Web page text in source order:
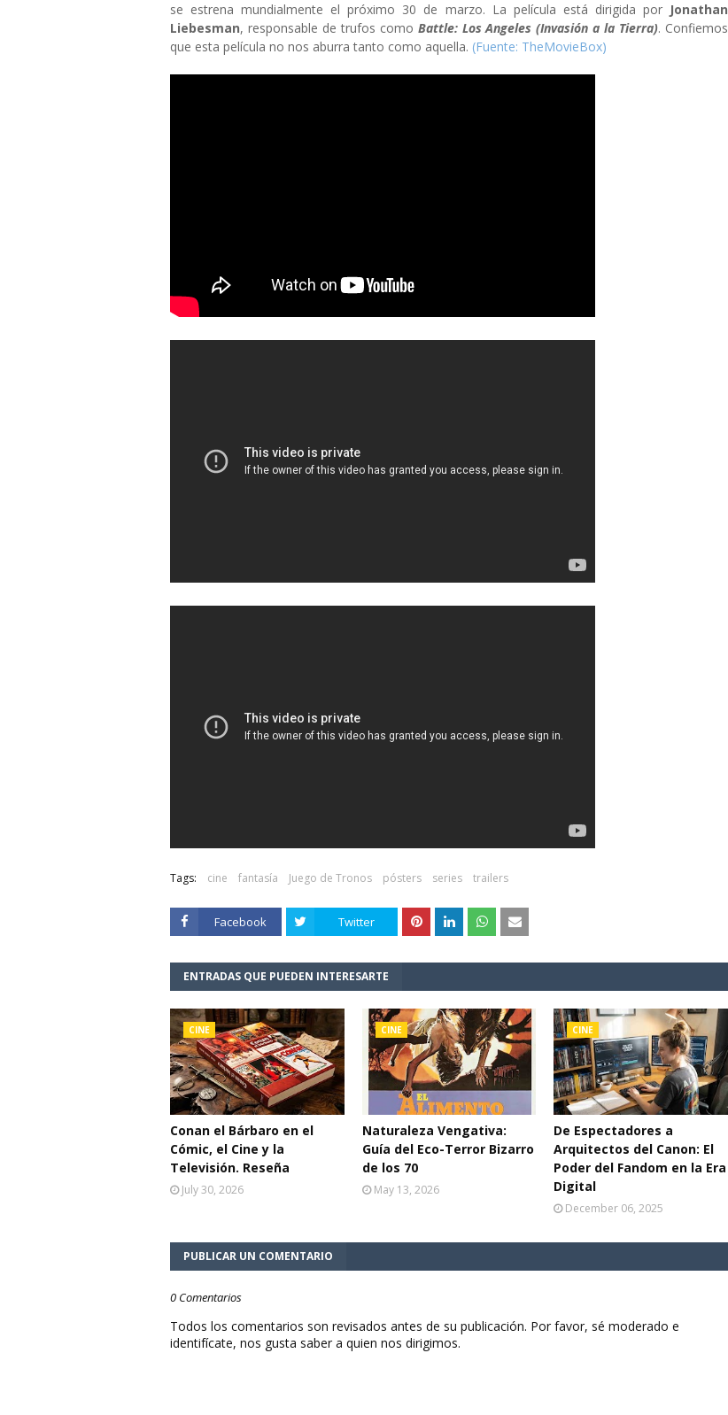
se estrena mundialmente el próximo 30 de marzo. La película está dirigida por Jonathan
Liebesman, responsable de trufos como Battle: Los Angeles (Invasión a la Tierra). Confiemos
que esta película no nos aburra tanto como aquella. (Fuente: TheMovieBox)
Tags: cine fantasía Juego de Tronos pósters series trailers
Facebook Twitter
ENTRADAS QUE PUEDEN INTERESARTE
CINE
Conan el Bárbaro en el
Cómic, el Cine y la
Televisión. Reseña
July 30, 2026
CINE
Naturaleza Vengativa:
Guía del Eco-Terror Bizarro
de los 70
May 13, 2026
CINE
De Espectadores a
Arquitectos del Canon: El
Poder del Fandom en la Era
Digital
December 06, 2025
PUBLICAR UN COMENTARIO
0 Comentarios
Todos los comentarios son revisados antes de su publicación. Por favor, sé moderado e
identifícate, nos gusta saber a quien nos dirigimos.